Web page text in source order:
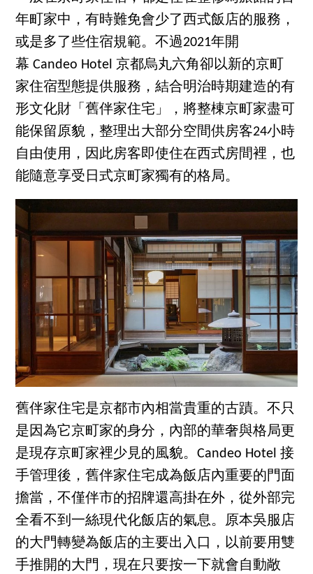
年町家中，有時難免會少了西式飯店的服務，
或是多了些住宿規範。不過2021年開
幕 Candeo Hotel 京都烏丸六角卻以新的京町
家住宿型態提供服務，結合明治時期建造的有
形文化財「舊伴家住宅」，將整棟京町家盡可
能保留原貌，整理出大部分空間供房客24小時
自由使用，因此房客即使住在西式房間裡，也
能隨意享受日式京町家獨有的格局。
舊伴家住宅是京都市內相當貴重的古蹟。不只
是因為它京町家的身分，內部的華奢與格局更
是現存京町家裡少見的風貌。Candeo Hotel 接
手管理後，舊伴家住宅成為飯店內重要的門面
擔當，不僅伴市的招牌還高掛在外，從外部完
全看不到一絲現代化飯店的氣息。原本吳服店
的大門轉變為飯店的主要出入口，以前要用雙
手推開的大門，現在只要按一下就會自動敞